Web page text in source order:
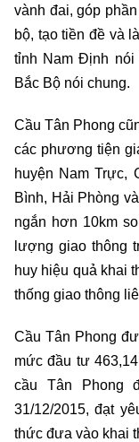
vành đai, góp
bộ, tạo tiền đề và
tỉnh Nam Định nói
Bắc Bộ nói chung.
Cầu Tân Phong
các phương tiện
huyện Nam Trực,
Bình, Hải Phòng
ngắn hơn 10km
lượng giao thông
huy hiệu quả khai
thống giao thông
Cầu Tân Phong
mức đầu tư
cầu Tân Phong
31/12/2015, đạt
thức đưa vào khai